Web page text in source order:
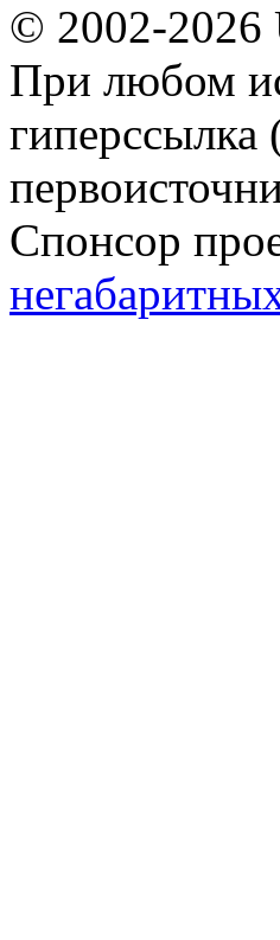
© 2002-2026
При любом
гиперссылка
Спонсор